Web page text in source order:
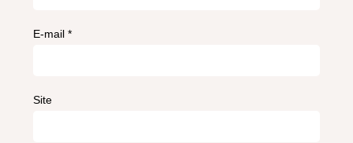
E-mail*
Site